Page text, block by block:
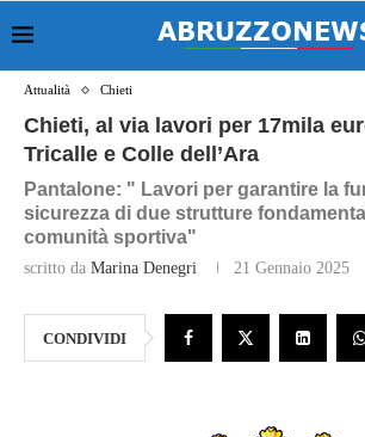
Attualità Chieti
Chieti, al via lavori per 17mila
Tricalle e Colle dell’Ara
Pantalone: " Lavori per garantire la
sicurezza di due strutture
comunità sportiva"
scritto da Marina Denegri 21 Gennaio 2025
CONDIVIDI